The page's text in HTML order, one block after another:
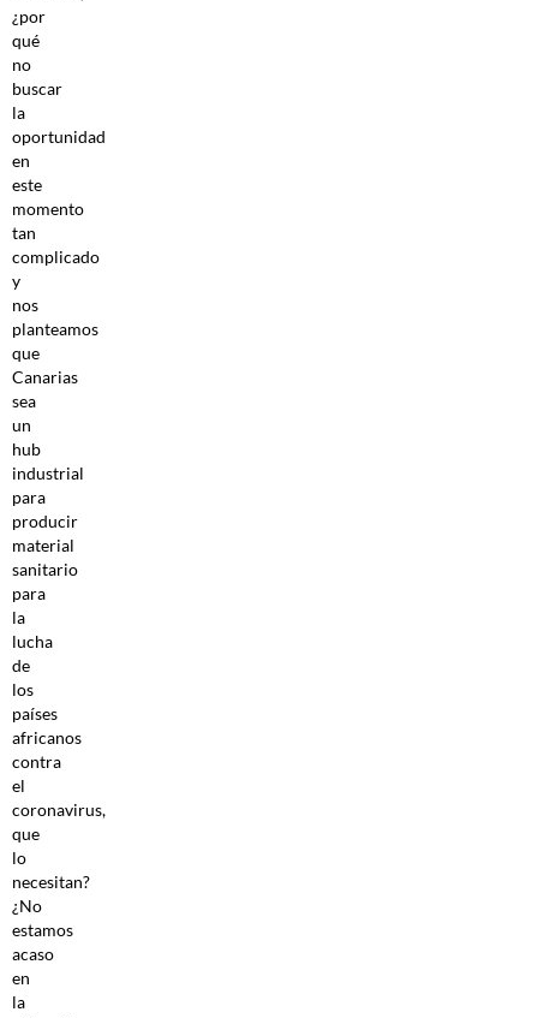
¿por
qué
no
buscar
la
oportunidad
en
este
momento
tan
complicado
y
nos
planteamos
que
Canarias
sea
un
hub
industrial
para
producir
material
sanitario
para
la
lucha
de
los
países
africanos
contra
el
coronavirus,
que
lo
necesitan?
¿No
estamos
acaso
en
la